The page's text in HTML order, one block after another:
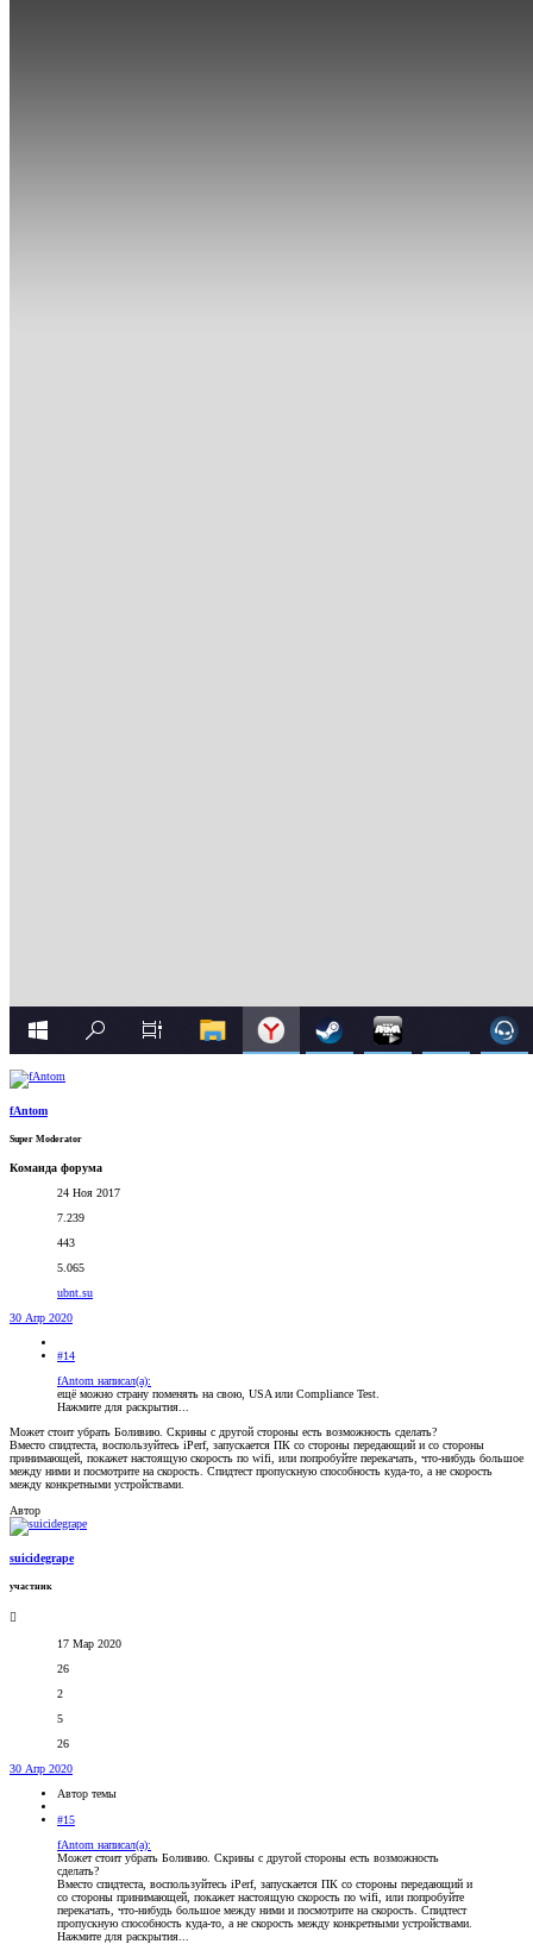
fAntom
Super Moderator
Команда форума
24 Ноя 2017
7.239
443
5.065
ubnt.su
30 Апр 2020
#14
fAntom написал(а):
ещё можно страну поменять на свою, USA или Compliance Test.
Нажмите для раскрытия...
Может стоит убрать Боливию. Скрины с другой стороны есть возможность сделать?
Вместо спидтеста, воспользуйтесь iPerf, запускается ПК со стороны передающий и со стороны
принимающей, покажет настоящую скорость по wifi, или попробуйте перекачать, что-нибудь большое
между ними и посмотрите на скорость. Спидтест пропускную способность куда-то, а не скорость
между конкретными устройствами.
Автор
suicidegrape
участник
17 Мар 2020
26
2
5
26
30 Апр 2020
Автор темы
#15
fAntom написал(а):
Может стоит убрать Боливию. Скрины с другой стороны есть возможность
сделать?
Вместо спидтеста, воспользуйтесь iPerf, запускается ПК со стороны передающий и
со стороны принимающей, покажет настоящую скорость по wifi, или попробуйте
перекачать, что-нибудь большое между ними и посмотрите на скорость. Спидтест
пропускную способность куда-то, а не скорость между конкретными устройствами.
Нажмите для раскрытия...